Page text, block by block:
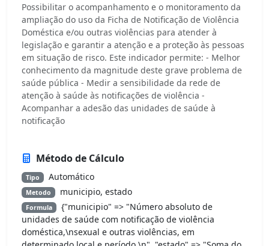
Possibilitar o acompanhamento e o monitoramento da
ampliação do uso da Ficha de Notificação de Violência
Doméstica e/ou outras violências para atender à
legislação e garantir a atenção e a proteção às pessoas
em situação de risco. Este indicador permite: - Melhor
conhecimento da magnitude deste grave problema de
saúde pública - Medir a sensibilidade da rede de
atenção à saúde às notificações de violência -
Acompanhar a adesão das unidades de saúde à
notificação
Método de Cálculo
Tipo Automático
Metodo municipio, estado
Formula
{"municipio" => "Número absoluto de
unidades de saúde com notificação de violência
doméstica,\nsexual e outras violências, em